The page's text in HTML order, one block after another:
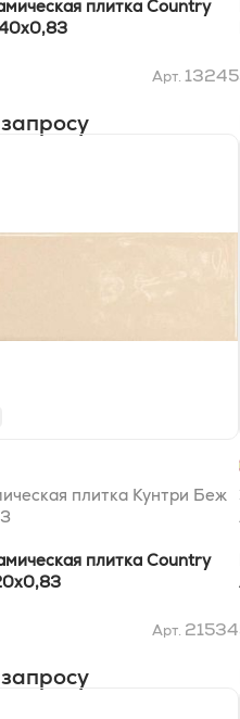
плитка Country
Арт. 13245
плитка Кунтри Беж
плитка Country
Арт. 21534